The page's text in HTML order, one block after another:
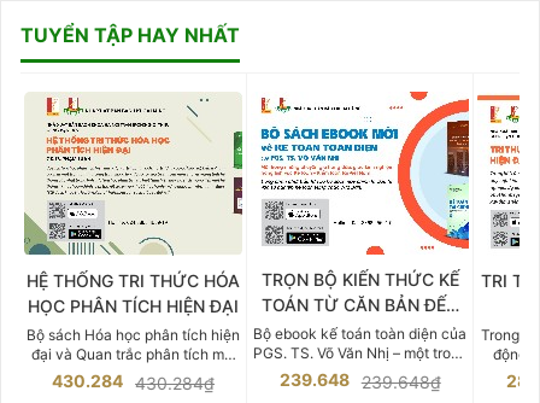
TUYỂN TẬP HAY NHẤT
HỆ THỐNG TRI THỨC HÓA
HỌC PHÂN TÍCH HIỆN ĐẠI
Bộ sách Hóa học phân tích hiện
đại và Quan trắc phân tích môi
trường của Cố Giáo sư, Tiến sĩ
Phạm Luận là một trong những
430.284 430.284₫
TRỌN BỘ KIẾN THỨC KẾ
TOÁN TỪ CĂN BẢN ĐẾN
CHUYÊN SÂU
Bộ ebook kế toán toàn diện của
PGS. TS. Võ Văn Nhị – một trong
những chuyên gia hàng đầu,
giàu kinh nghiệm trong lĩnh vực
239.648 239.648₫
TRI
Trong
động
việc
tế và